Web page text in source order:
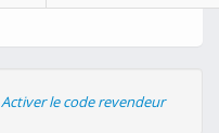
Activer le code revendeur